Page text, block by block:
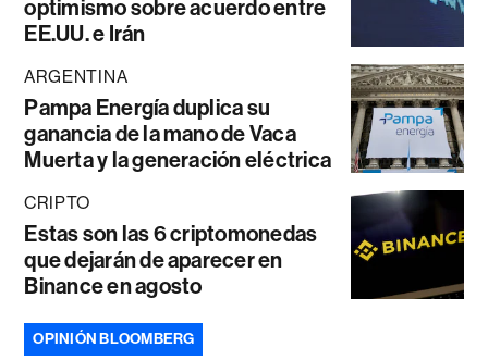
optimismo sobre acuerdo entre
EE.UU. e Irán
ARGENTINA
Pampa Energía duplica su
ganancia de la mano de Vaca
Muerta y la generación eléctrica
CRIPTO
Estas son las 6 criptomonedas
que dejarán de aparecer en
Binance en agosto
OPINIÓN BLOOMBERG